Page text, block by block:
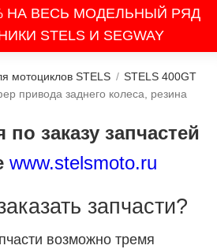
НА ВЕСЬ МОДЕЛЬНЫЙ РЯД
STELS И SEGWAY
мотоциклов STELS / STELS 400GT
привода заднего колеса, резина
заказу запчастей
www.stelsmoto.ru
запчасти?
возможно тремя